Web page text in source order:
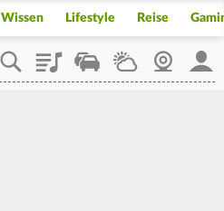
Wissen Lifestyle Reise
PlaylistStaupilotWetterWebcam